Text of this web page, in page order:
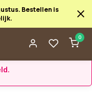
Bestellen is
0
uit eigen voorraad leverbaar